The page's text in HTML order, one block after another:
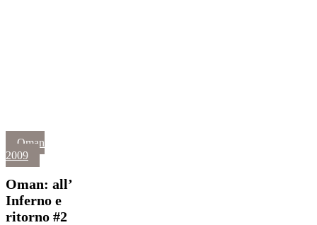
Oman:
all’
Inferno
e
ritorno
#2
Oman
2009
Oman: all’
Inferno e
ritorno #2